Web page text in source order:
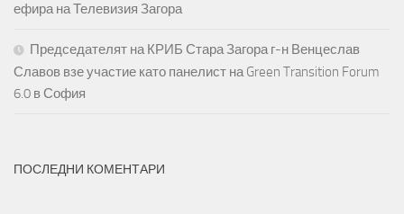
ефира на Телевизия Загора
Председателят на КРИБ Стара Загора г-н Венцеслав
Славов взе участие като панелист на Green Transition Forum
6.0 в София
ПОСЛЕДНИ КОМЕНТАРИ